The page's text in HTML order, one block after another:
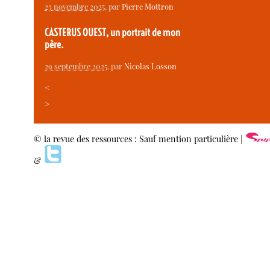
23 novembre 2025, parPierre Mottron
CASTERUS OUEST, un portrait de mon
père.
29 septembre 2025, parNicolas Losson
<
>
© la revue des ressources : Sauf mention particulière |
&